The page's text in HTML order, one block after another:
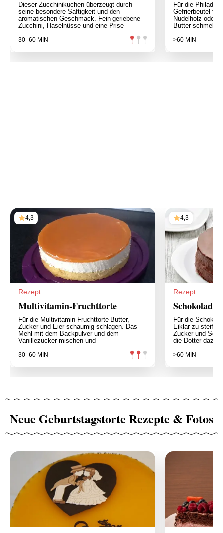
Dieser Zucchinikuchen überzeugt durch
seine besondere Saftigkeit und den
aromatischen Geschmack. Fein geriebene
Zucchini, Haselnüsse und eine Prise
30–60 MIN
Für die
Gefrierbeutel
Nudelholz oder
Butter
>60 MIN
4,3
Rezept
Multivitamin-Fruchttorte
Für die Multivitamin-Fruchttorte Butter,
Zucker und Eier schaumig schlagen. Das
Mehl mit dem Backpulver und dem
Vanillezucker mischen und
30–60 MIN
4,3
Rezept
Für die
Eiklar zu steifen
Zucker und
die Dotter
>60 MIN
Neue Geburtstagstorte Rezepte & Fotos